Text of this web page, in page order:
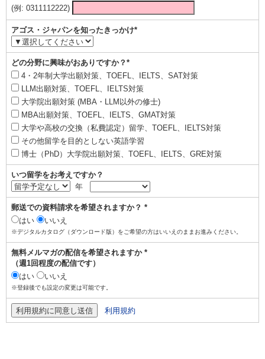
(例: 0311112222)
アゴス・ジャパンを知ったきっかけ*
どの分野に興味がおありですか？*
4・2年制大学出願対策、TOEFL、IELTS、SAT対策
LLM出願対策、TOEFL、IELTS対策
大学院出願対策 (MBA・LLM以外の修士)
MBA出願対策、TOEFL、IELTS、GMAT対策
大学や高校の交換（私費認定）留学、TOEFL、IELTS対策
その他留学を目的としない英語学習
博士（PhD）大学院出願対策、TOEFL、IELTS、GRE対策
いつ留学をお考えですか？
年
郵送での資料請求を希望されますか？ *
はい
いいえ
※デジタルカタログ（ダウンロード版）をご希望の方はいいえのままお進みください。
無料メルマガの配信を希望されますか *
（週1回程度の配信です）
はい
いいえ
※登録後でも設定の変更は可能です。
利用規約